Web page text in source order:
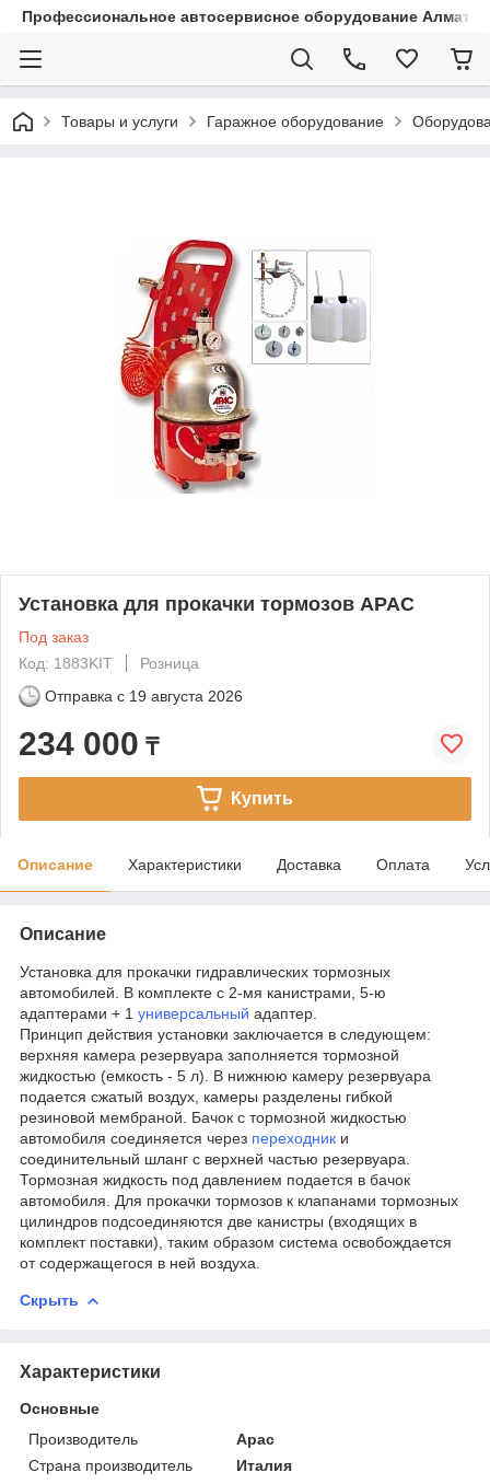
Профессиональное автосервисное оборудование Алматы
Товары и услуги Гаражное оборудование
Установка для прокачки тормозов APAC
Под заказ
Код: 1883KIT
Розница
Отправка с 19 августа 2026
234 000 ₸
Купить
Описание Характеристики Доставка Оплата
Описание
Установка для прокачки гидравлических тормозных
автомобилей. В комплекте с 2-мя канистрами, 5-ю
адаптерами + 1 универсальный адаптер.
Принцип действия установки заключается в следующем:
верхняя камера резервуара заполняется тормозной
жидкостью (емкость - 5 л). В нижнюю камеру резервуара
подается сжатый воздух, камеры разделены гибкой
резиновой мембраной. Бачок с тормозной жидкостью
автомобиля соединяется через переходник и
соединительный шланг с верхней частью резервуара.
Тормозная жидкость под давлением подается в бачок
автомобиля. Для прокачки тормозов к клапанами тормозных
цилиндров подсоединяются две канистры (входящих в
комплект поставки), таким образом система освобождается
от содержащегося в ней воздуха.
Скрыть
Характеристики
Основные
Производитель
Apac
Страна производитель
Италия